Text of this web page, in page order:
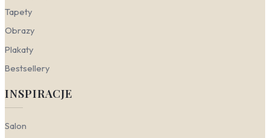
Tapety
Obrazy
Plakaty
Bestsellery
INSPIRACJE
Salon